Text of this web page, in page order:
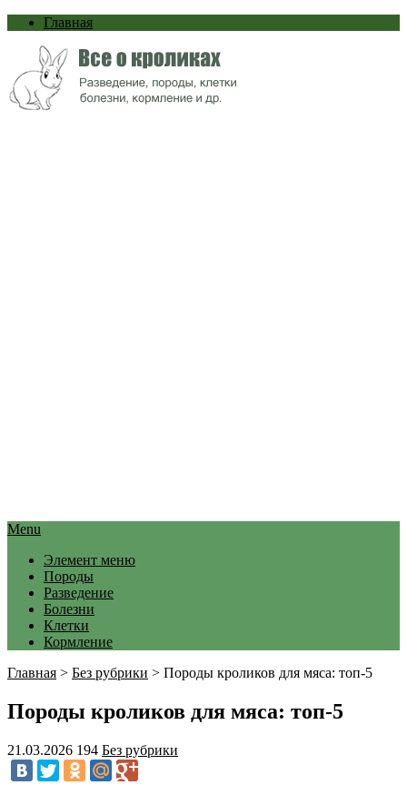
Главная
Menu
Элемент меню
Породы
Разведение
Болезни
Клетки
Кормление
Главная > Без рубрики > Породы кроликов для мяса: топ‑5
Породы кроликов для мяса: топ‑5
21.03.2026 194 Без рубрики